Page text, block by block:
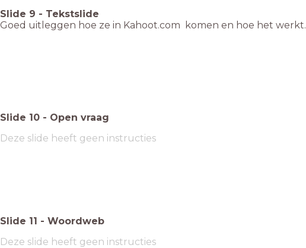
Slide 9 - Tekstslide
Goed uitleggen hoe ze in Kahoot.com komen en hoe het werkt.
Slide 10 - Open vraag
Deze slide heeft geen instructies
Slide 11 - Woordweb
Deze slide heeft geen instructies